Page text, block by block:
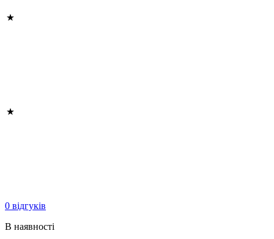
0 відгуків
В наявності